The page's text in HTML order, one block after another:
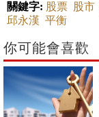
關鍵字: 股票 股市
邱永漢 平衡
你可能會喜歡